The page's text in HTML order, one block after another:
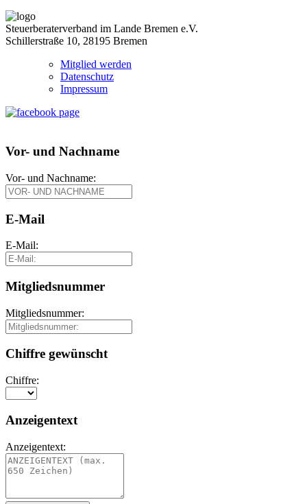
Steuerberaterverband im Lande Bremen e.V.
Schillerstraße 10, 28195 Bremen
Mitglied werden
Datenschutz
Impressum
Vor- und Nachname
Vor- und Nachname:
E-Mail
E-Mail:
Mitgliedsnummer
Mitgliedsnummer:
Chiffre gewünscht
Chiffre:
Anzeigentext
Anzeigentext: